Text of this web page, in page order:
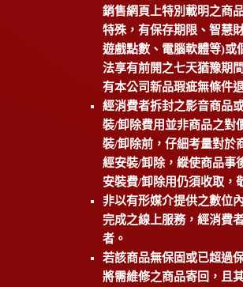
銷售網頁上特別載明之商
特殊，有保存期限、智慧
遊戲點數、電腦軟體等)或
法享有前開之七天猶豫期
有本公司新品瑕疵無條件
經消費者拆封之影音商品
裝/卸除費用並非商品之對
裝/卸除前，仔細考量對於
經安裝/卸除，縱使商品事
安裝費/卸除用仍須收取，
非以有形媒介提供之數位
完成之線上服務，經消費
者。
若該商品無保固或已超過
將需維修之商品寄回，且